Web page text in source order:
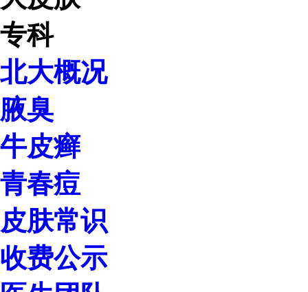
北大概况
腋臭
牛皮癣
青春痘
皮肤常识
收费公示